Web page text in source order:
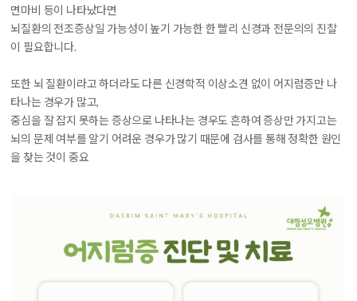
면마비 등이 나타났다면
뇌질환의 전조증상일 가능성이 높기 가능한 한 빨리 신경과 전문의의 진찰
이 필요합니다.
또한 뇌 질환이라고 하더라도 다른 신경학적 이상소견 없이 어지럼증만 나
타나는 경우가 많고,
중심을 잘 잡지 못하는 증상으로 나타나는 경우도 흔하여 증상만 가지고는
뇌의 문제 여부를 알기 어려운 경우가 많기 때문에 검사를 통해 정확한 원인
을 찾는 것이 중요